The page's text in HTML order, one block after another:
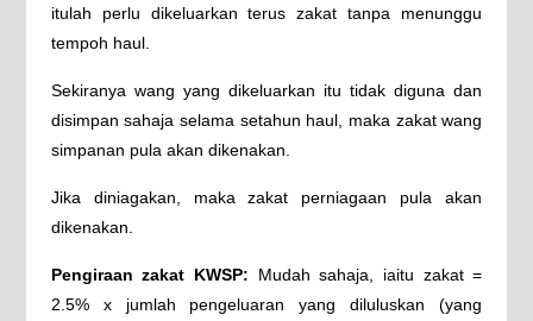
itulah perlu dikeluarkan terus zakat tanpa menunggu
tempoh haul.
Sekiranya wang yang dikeluarkan itu tidak diguna dan
disimpan sahaja selama setahun haul, maka zakat wang
simpanan pula akan dikenakan.
Jika diniagakan, maka zakat perniagaan pula akan
dikenakan.
Pengiraan zakat KWSP: Mudah sahaja, iaitu zakat =
2.5% x jumlah pengeluaran yang diluluskan (yang